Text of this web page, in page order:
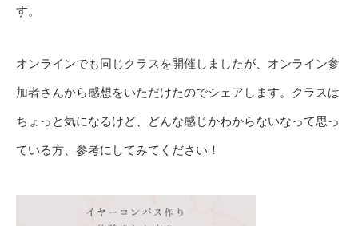
す。
オンラインでも同じクラスを開催しましたが、オンライン参
加者さんから感想をいただけたのでシェアします。クラスは
ちょっと気になるけど、どんな感じかわからないなって思っ
ている方、参考にしてみてください！